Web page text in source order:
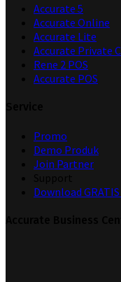
Accurate 5
Accurate Online
Accurate Lite
Accurate Private
Rene 2 POS
Accurate POS
Promo
Demo Produk
Join Partner
Download